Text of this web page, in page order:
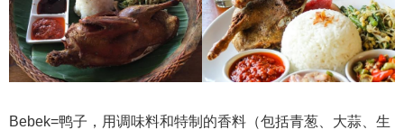
Bebek=鸭子，用调味料和特制的香料（包括青葱、大蒜、生